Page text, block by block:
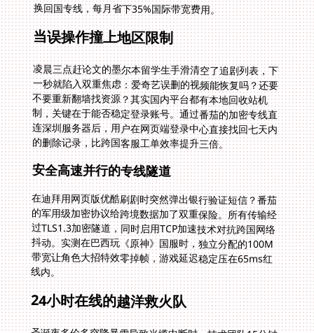
换回国专线，每月省下35%国际带宽费用。
当误操作撞上地区限制
凌晨三点赶论文的墨尔本留学生手滑清空了追剧列表，下
一秒就陷入双重焦虑：爱奇艺误删的视频能恢复吗？还要
不要重新翻墙找资源？其实国内平台都有本地回收站机
制，关键在于能否稳定登录账号。通过番茄的加密专线直
连深圳服务器后，用户在网页端登录中心直接找回七天内
的删除记录，比跨国客服工单效率提升三倍。
安全高速并行的专线隧道
在迪拜用网页版优酷刷剧时突然弹出银行验证短信？番茄
的军用级加密协议给跨境数据加了双重保险。所有传输经
过TLS1.3加密隧道，同时启用TCP加速技术对抗跨国网络
抖动。实测在巴西玩《原神》国服时，独立分配的100M
带宽让角色大招特效零掉帧，游戏延迟稳定压在65ms红
线内。
24小时在线的越洋救火队